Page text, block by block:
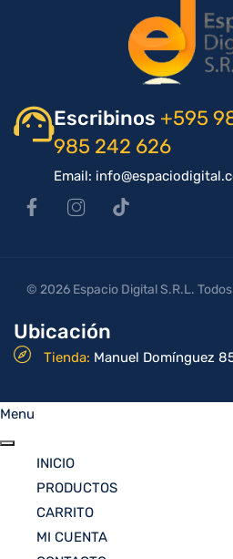
Escribinos +595
985 242 626
Email:
Ubicación
Tienda: Manuel Domínguez
© 2026 Espacio Digital S.R.L.
Menu
INICIO
PRODUCTOS
CARRITO
MI CUENTA